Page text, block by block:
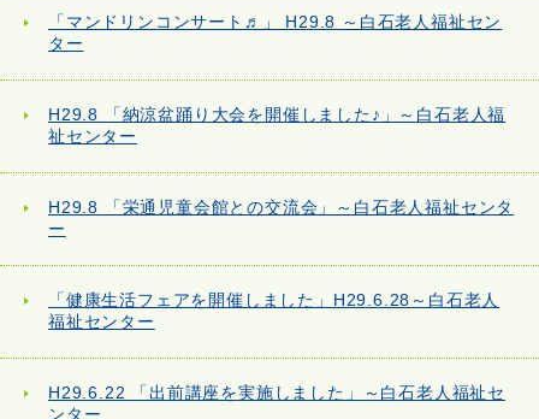
「マンドリンコンサート♬」 H29.8 ～白石老人福祉セン
ター
H29.8 「納涼盆踊り大会を開催しました♪」～白石老人福
祉センター
H29.8 「栄通児童会館との交流会」～白石老人福祉センタ
ー
「健康生活フェアを開催しました」H29.6.28～白石老人
福祉センター
H29.6.22 「出前講座を実施しました」～白石老人福祉セ
ンター